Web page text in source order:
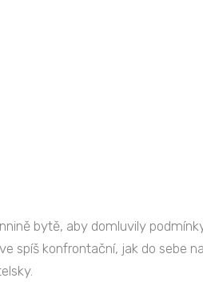
bytě, aby domluvily
spíš konfrontační, jak do sebe